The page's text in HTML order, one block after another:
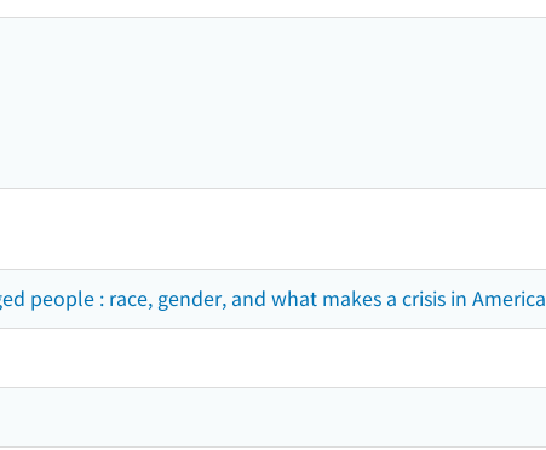
people : race, gender, and what makes a crisis in America